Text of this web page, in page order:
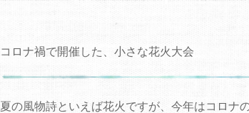
コロナ禍で開催した、小さな花火大会
夏の風物詩といえば花火ですが、今年はコロナ